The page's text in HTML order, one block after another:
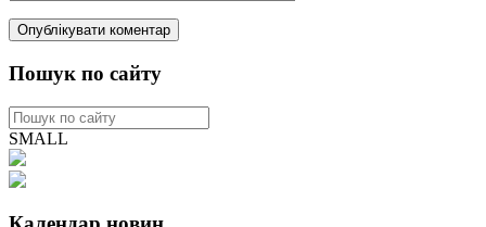
Пошук по сайту
SMALL